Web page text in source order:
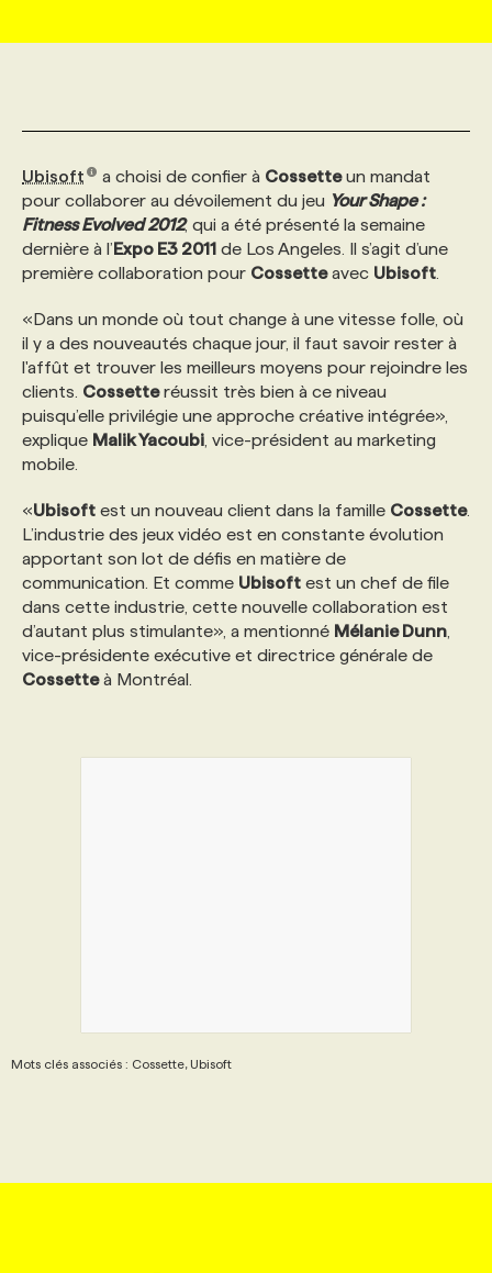
AFFAIRES DE L'INDUSTRIE
INITIATIVES NUMÉRIQUES
PRIX ET DISTINCTIONS
TENDANCES
WEB & MÉDIAS SOCIAUX
MARKETING DURABLE
GEO/SEO
ÉVÉNEMENTIEL
NOS AUTEUR‧RICES
INFOLETTRE PUBLICITÉ
ANNONCEZ AVEC NOUS
CONSULTER LA CVTHÈQUE
PROFIL ENTREPRISE
FAQ
ANNONCEZ AVEC NOUS
VOIR LES OFFRES
PROFIL CANDIDAT
FAQ
ANNONCEZ AVEC NOUS
NOS FORMATIONS EN LIGNE
NOS PARCOURS DE FORMATIONS
FORMATIONS PERSONNALISÉES
NOS FORMATEUR‧RICES
POURQUOI CHOISIR NOS FORMATIONS
NOS TARIFS
PROGRAMMES DE SUBVENTIONS
FAQ
ANNONCEZ AVEC NOUS
CHASSE DE TÊTE
SERVICE DE CHASSE DE TÊTE
NOS TARIFS
NOS EXPERTISES
FAQ
ANNONCEZ AVEC NOUS
Ubisoft a choisi de confier à Cossetteun mandat
pour collaborer au dévoilement du jeu Your Shape :
Fitness Evolved 2012, qui a été présenté la semaine
dernière à l’Expo E3 2011 de Los Angeles. Il s’agit d’une
première collaboration pour Cossetteavec Ubisoft
«Dans un monde où tout change à une vitesse folle, où
il y a des nouveautés chaque jour, il faut savoir rester à
l'affût et trouver les meilleurs moyens pour rejoindre les
clients. Cossetteréussit très bien à ce niveau
puisqu’elle privilégie une approche créative intégrée»,
explique Malik Yacoubi , vice-président au marketing
mobile.
«Ubisoft est un nouveau client dans la famille Cossette.
L’industrie des jeux vidéo est en constante évolution
apportant son lot de défis en matière de
communication. Et comme Ubisoft est un chef de file
dans cette industrie, cette nouvelle collaboration est
d’autant plus stimulante», a mentionné Mélanie Dunn
vice-présidente exécutive et directrice générale de
Cossetteà Montréal.
Mots clés associés : Cossette, Ubisoft